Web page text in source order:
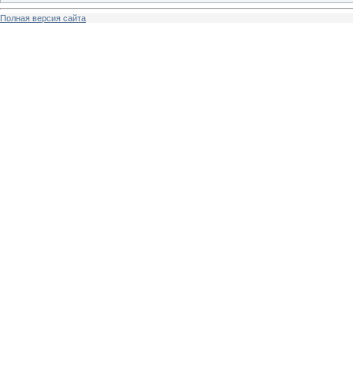
Полная версия сайта